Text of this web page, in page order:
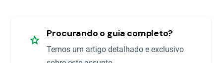
star Procurando o guia completo?
Temos um artigo detalhado e exclusivo